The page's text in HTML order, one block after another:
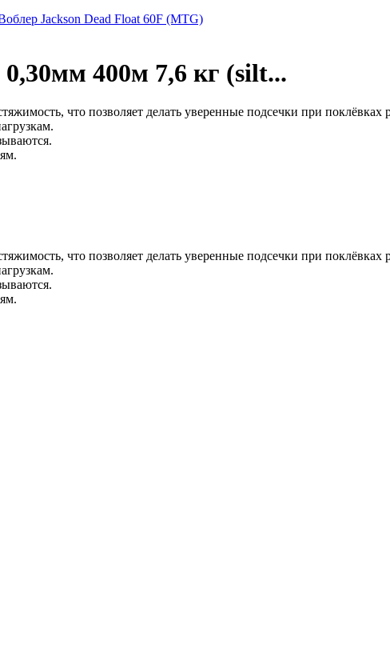
Jackson Dead Float 60F (MTG)
400м 7,6 кг (silt...
что позволяет делать уверенные подсечки при поклёвках
что позволяет делать уверенные подсечки при поклёвках